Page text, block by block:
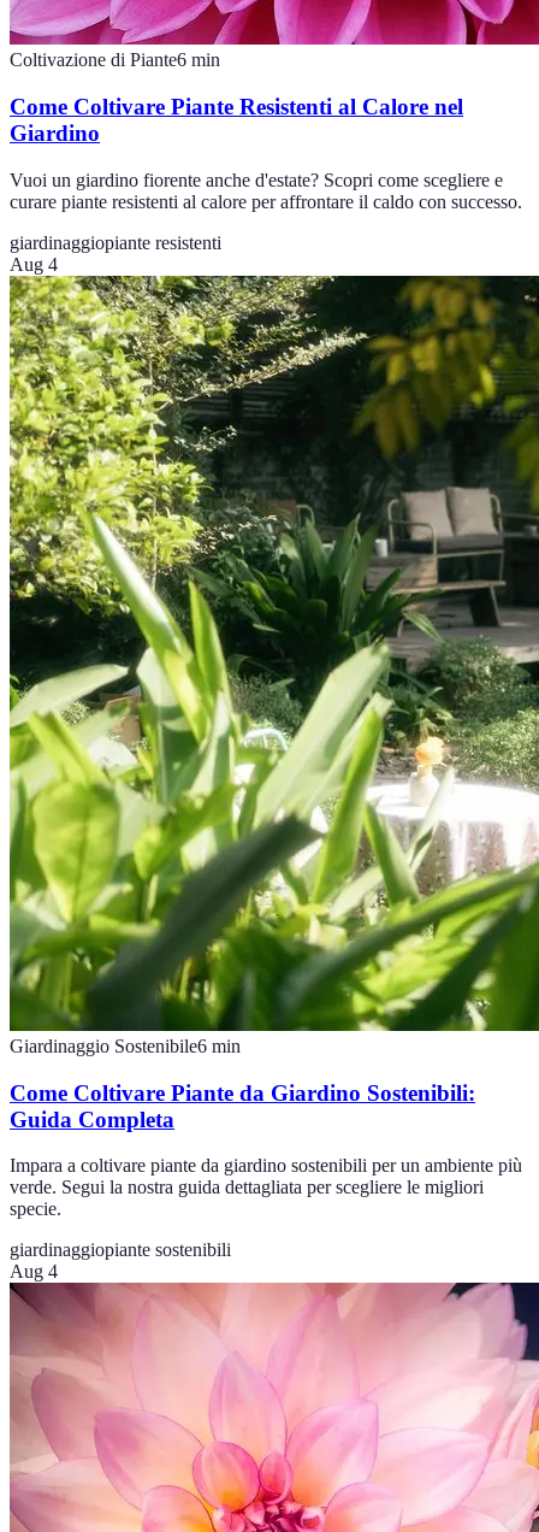
Coltivazione di Piante6 min
Come Coltivare Piante Resistenti al Calore nel
Giardino
Vuoi un giardino fiorente anche d'estate? Scopri come scegliere e
curare piante resistenti al calore per affrontare il caldo con successo.
giardinaggiopiante resistenti
Aug 4
Giardinaggio Sostenibile6 min
Come Coltivare Piante da Giardino Sostenibili:
Guida Completa
Impara a coltivare piante da giardino sostenibili per un ambiente più
verde. Segui la nostra guida dettagliata per scegliere le migliori
specie.
giardinaggiopiante sostenibili
Aug 4